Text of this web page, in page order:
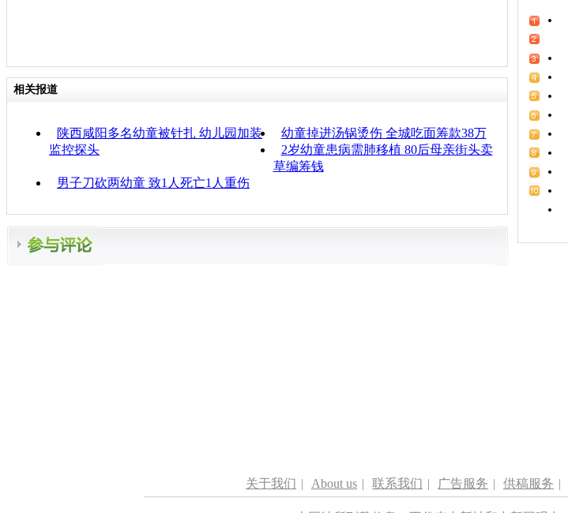
相关报道
陕西咸阳多名幼童被针扎 幼儿园加装
监控探头
幼童掉进汤锅烫伤 全城吃面筹款38万
2岁幼童患病需肺移植 80后母亲街头卖
草编筹钱
男子刀砍两幼童 致1人死亡1人重伤
关于我们 | About us | 联系我们 | 广告服务 | 供稿服务 |